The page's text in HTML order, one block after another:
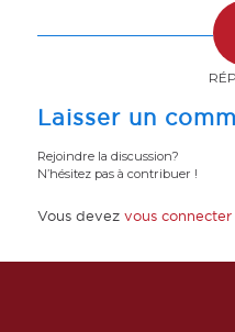
Laisser un
Rejoindre la discussion?
N’hésitez pas à contribuer !
Vous devez vous connecter